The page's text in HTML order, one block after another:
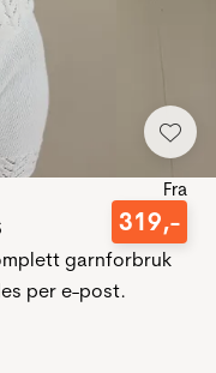
Fra
319,-
garnforbruk
per e-post.